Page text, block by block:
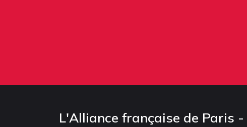
L'Alliance française de Paris -